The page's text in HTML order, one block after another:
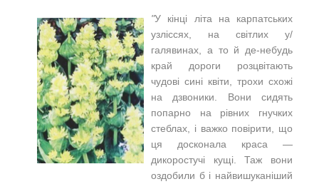
"У кінці літа на карпатських
узліссях, на світлих у/
галявинах, а то й де-небудь
край дороги розцвітають
чудові сині квіти, трохи схожі
на дзвоники. Вони сидять
попарно на рівних гнучких
стеблах, і важко повірити, що
ця досконала краса —
дикоростучі кущі. Таж вони
оздобили б і найвишуканіший